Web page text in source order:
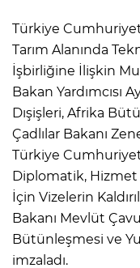
Türkiye
Tarım Alanında
İşbirliğine İlişkin
Bakan Yardımcısı
Dışişleri, Afrika
Çadlılar Bakanı
Türkiye
Diplomatik, Hizmet
İçin Vizelerin
Bakanı Mevlüt
Bütünleşmesi ve
imzaladı.